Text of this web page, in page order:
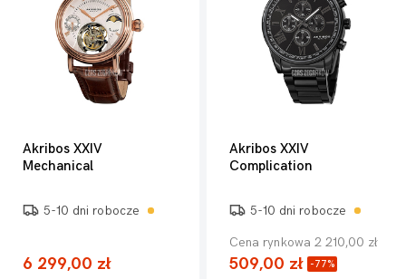
Akribos XXIV
Mechanical
5-10 dni robocze
6 299,00 zł
Akribos XXIV
Complication
5-10 dni robocze
Cena rynkowa 2 210,00 zł
509,00 zł -77%